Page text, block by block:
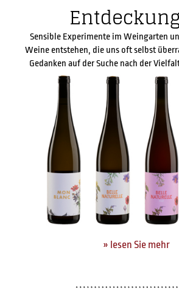
Sensible Experimente im Weingarten
Weine entstehen, die uns oft selbst
Gedanken auf der Suche nach der
» lesen Sie mehr